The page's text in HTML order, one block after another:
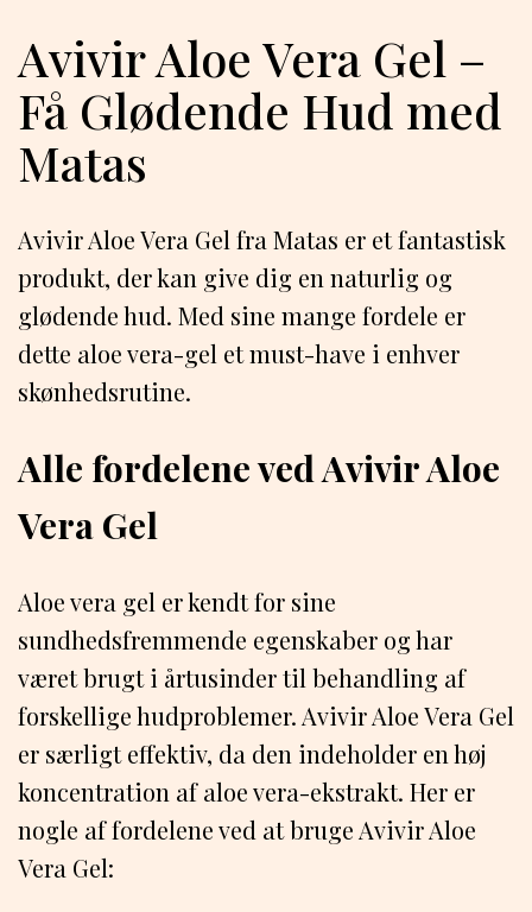
Avivir Aloe Vera Gel –
Få Glødende Hud med
Matas
Avivir Aloe Vera Gel fra Matas er et fantastisk
produkt, der kan give dig en naturlig og
glødende hud. Med sine mange fordele er
dette aloe vera-gel et must-have i enhver
skønhedsrutine.
Alle fordelene ved Avivir Aloe
Vera Gel
Aloe vera gel er kendt for sine
sundhedsfremmende egenskaber og har
været brugt i årtusinder til behandling af
forskellige hudproblemer. Avivir Aloe Vera Gel
er særligt effektiv, da den indeholder en høj
koncentration af aloe vera-ekstrakt. Her er
nogle af fordelene ved at bruge Avivir Aloe
Vera Gel: